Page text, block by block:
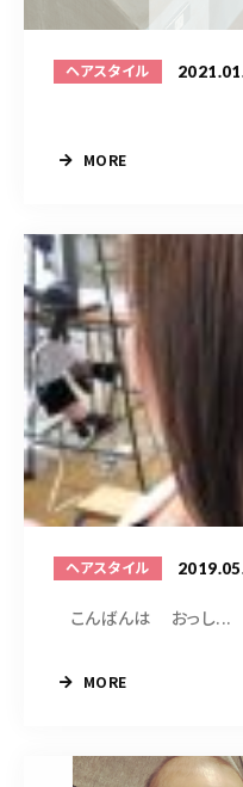
ヘアスタイル
MORE
ヘアスタイル
こんばんは おっし...
MORE
【an rio】営業時間
【anrio MAR】営業時